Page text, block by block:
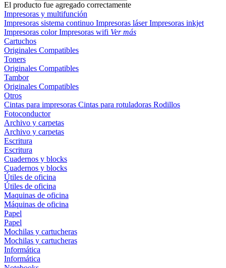
El producto fue agregado correctamente
Impresoras y multifunción
Impresoras sistema continuo Impresoras láserImpresoras inkjet
Impresoras colorImpresoras wifi Ver más
Cartuchos
Originales Compatibles
Toners
Originales Compatibles
Tambor
Originales Compatibles
Otros
Cintas para impresoras Cintas para rotuladoras Rodillos
Fotoconductor
Archivo y carpetas
Archivo y carpetas
Escritura
Escritura
Cuadernos y blocks
Cuadernos y blocks
Útiles de oficina
Útiles de oficina
Maquinas de oficina
Máquinas de oficina
Papel
Papel
Mochilas y cartucheras
Mochilas y cartucheras
Informática
Informática